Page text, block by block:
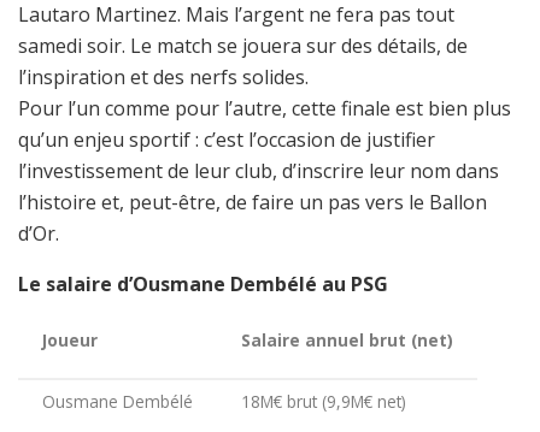
Lautaro Martinez. Mais l’argent ne fera pas tout
samedi soir. Le match se jouera sur des détails, de
l’inspiration et des nerfs solides.
Pour l’un comme pour l’autre, cette finale est bien plus
qu’un enjeu sportif : c’est l’occasion de justifier
l’investissement de leur club, d’inscrire leur nom dans
l’histoire et, peut-être, de faire un pas vers le Ballon
d’Or.
Le salaire d’Ousmane Dembélé au PSG
Joueur Salaire annuel brut (net)
Ousmane Dembélé 18M€ brut (9,9M€ net)